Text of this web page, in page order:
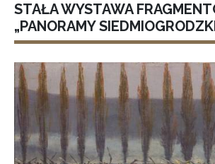
STAŁA WYSTAWA
„PANORAMY